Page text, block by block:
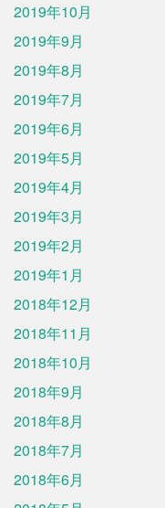
2019年10月
2019年9月
2019年8月
2019年7月
2019年6月
2019年5月
2019年4月
2019年3月
2019年2月
2019年1月
2018年12月
2018年11月
2018年10月
2018年9月
2018年8月
2018年7月
2018年6月